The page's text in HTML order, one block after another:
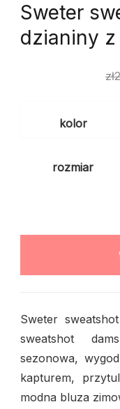
Sweter
dzianiny z
zł
kolor
rozmiar
Sweter
sweatshot
sezonowa,
kapturem,
modna bluza